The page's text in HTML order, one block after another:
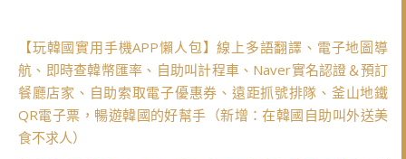
【玩韓國實用手機APP懶人包】線上多語翻譯、電子地圖導
航、即時查韓幣匯率、自助叫計程車、Naver實名認證＆預訂
餐廳店家、自助索取電子優惠券、遠距抓號排隊、釜山地鐵
QR電子票，暢遊韓國的好幫手（新增：在韓國自助叫外送美
食不求人）